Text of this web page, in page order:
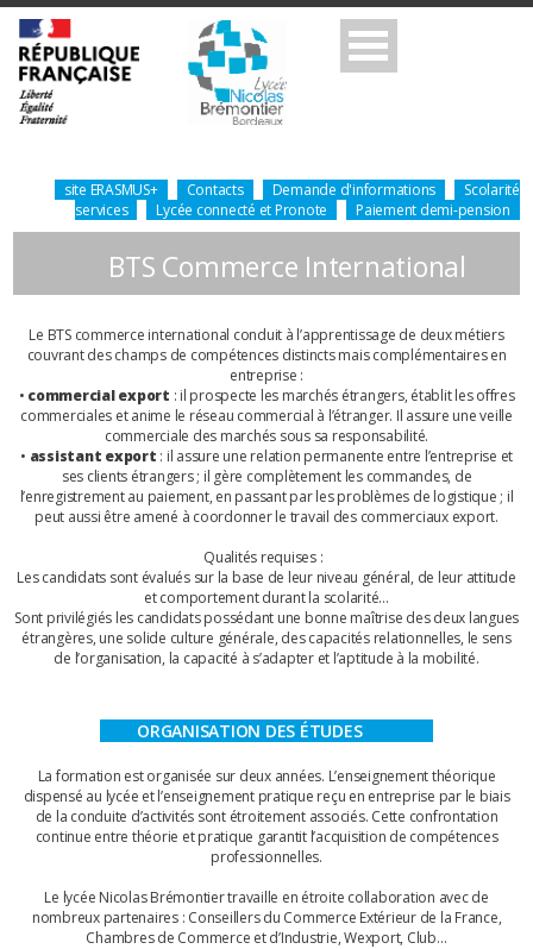
site ERASMUS+ Contacts Demande d'informations
Scolarité
services
Lycée connecté et Pronote Paiement demi-pension
BTS Commerce International
Le BTS commerce international conduit à l’apprentissage de deux métiers
couvrant des champs de compétences distincts mais complémentaires en
entreprise :
• commercial export : il prospecte les marchés étrangers, établit les offres
commerciales et anime le réseau commercial à l’étranger. Il assure une veille
commerciale des marchés sous sa responsabilité.
• assistant export : il assure une relation permanente entre l’entreprise et
ses clients étrangers ; il gère complètement les commandes, de
l’enregistrement au paiement, en passant par les problèmes de logistique ; il
peut aussi être amené à coordonner le travail des commerciaux export.
Qualités requises :
Les candidats sont évalués sur la base de leur niveau général, de leur attitude
et comportement durant la scolarité…
Sont privilégiés les candidats possédant une bonne maîtrise des deux langues
étrangères, une solide culture générale, des capacités relationnelles, le sens
de l’organisation, la capacité à s’adapter et l’aptitude à la mobilité.
ORGANISATION DES ÉTUDES
La formation est organisée sur deux années. L’enseignement théorique
dispensé au lycée et l’enseignement pratique reçu en entreprise par le biais
de la conduite d’activités sont étroitement associés. Cette confrontation
continue entre théorie et pratique garantit l’acquisition de compétences
professionnelles.
Le lycée Nicolas Brémontier travaille en étroite collaboration avec de
nombreux partenaires : Conseillers du Commerce Extérieur de la France,
Chambres de Commerce et d’Industrie, Wexport, Club…